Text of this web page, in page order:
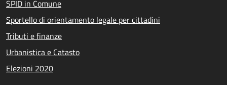
SPID in Comune
Sportello di orientamento legale per cittadini
Tributi e finanze
Urbanistica e Catasto
Elezioni 2020